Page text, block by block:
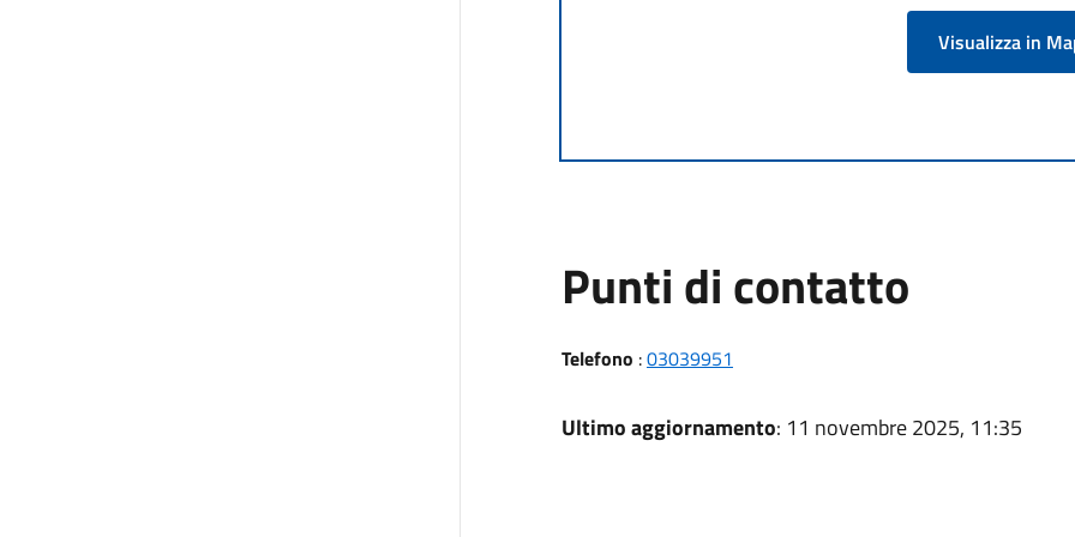
Visualizza in
Punti di contatto
Telefono :03039951
Ultimo aggiornamento: 11 novembre 2025, 11:35